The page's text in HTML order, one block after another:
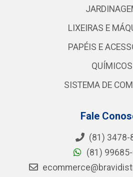
LIXEIRAS E
PAPÉIS E
QUÍMICOS
SISTEMA DE
Fale
(81) 3478-
(81)